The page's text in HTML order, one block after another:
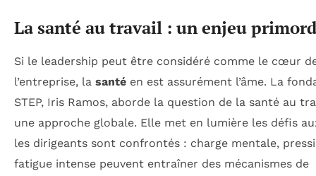
La santé au travail : un enjeu
Si le leadership peut être considéré comme le cœur
l’entreprise, la santé en est assurément l’âme. La
STEP, Iris Ramos, aborde la question de la santé au
une approche globale. Elle met en lumière les défis
les dirigeants sont confrontés : charge mentale,
fatigue intense peuvent entraîner des mécanismes de